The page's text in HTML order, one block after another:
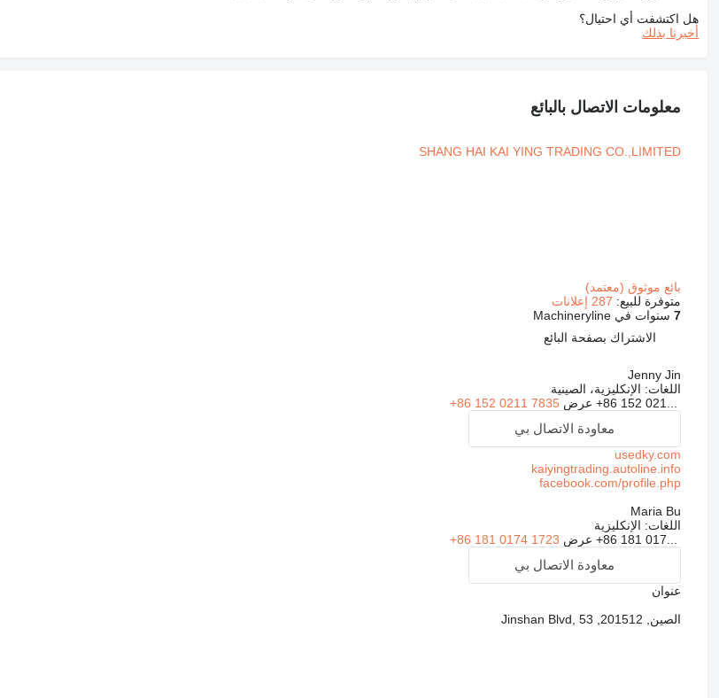
هل اكتشفت أي احتيال؟
أخبرنا بذلك
معلومات الاتصال بالبائع
SHANG HAI KAI YING TRADING CO.,LIMITED
بائع موثوق (معتمد)
متوفرة للبيع: 287 إعلانات
7سنوات في Machineryline
الاشتراك بصفحة البائع
Jenny Jin
اللغات: الإنكليزية، الصينية
+86 152 021... عرض +86 152 0211 7835
معاودة الاتصال بي
usedky.com
kaiyingtrading.autoline.info
facebook.com/profile.php
Maria Bu
اللغات: الإنكليزية
+86 181 017... عرض +86 181 0174 1723
معاودة الاتصال بي
عنوان
الصين, 201512, Jinshan Blvd, 53